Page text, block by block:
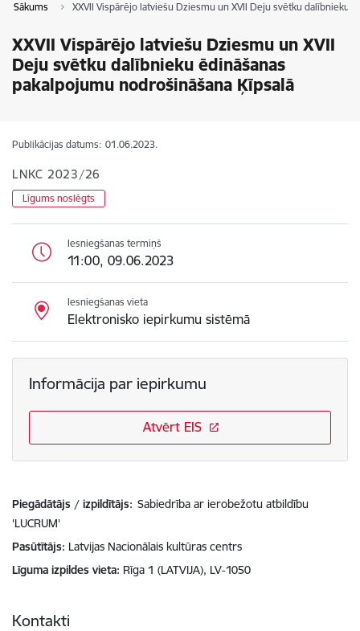
Sākums XXVII Vispārējo latviešu Dziesmu un XVII Deju svētku dalībnieku
XXVII Vispārējo latviešu Dziesmu un XVII
Deju svētku dalībnieku ēdināšanas
pakalpojumu nodrošināšana Ķīpsalā
Publikācijas datums: 01.06.2023.
LNKC 2023/26
Līgums noslēgts
Iesniegšanas termiņš
11:00, 09.06.2023
Iesniegšanas vieta
Elektronisko iepirkumu sistēmā
Informācija par iepirkumu
Atvērt EIS
Piegādātājs / izpildītājs: Sabiedrība ar ierobežotu atbildību
'LUCRUM'
Pasūtītājs Latvijas Nacionālais kultūras centrs
Līguma izpildes vieta Rīga 1 (LATVIJA), LV-1050
Kontakti